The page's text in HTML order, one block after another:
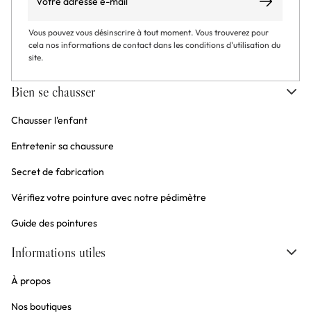
S’abonner
Vous pouvez vous désinscrire à tout moment. Vous trouverez pour
cela nos informations de contact dans les conditions d'utilisation du
site.
Bien se chausser
Chausser l'enfant
Entretenir sa chaussure
Secret de fabrication
Vérifiez votre pointure avec notre pédimètre
Guide des pointures
Informations utiles
À propos
Nos boutiques